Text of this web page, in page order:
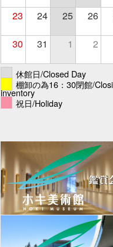
23 24 25 26
30 31 1 2
休館日/Closed Day
棚卸の為16：30閉館/
inventory
祝日/Holiday